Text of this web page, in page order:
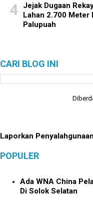
Jejak Dugaan
Lahan 2.700 Meter
Palupuah
CARI BLOG INI
Laporkan Penyalahgunaan
POPULER
Ada WNA China
Di Solok Selatan